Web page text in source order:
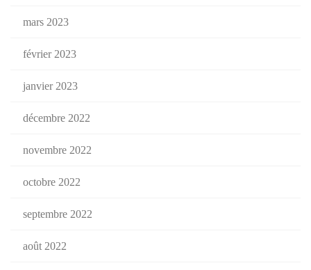
mars 2023
février 2023
janvier 2023
décembre 2022
novembre 2022
octobre 2022
septembre 2022
août 2022